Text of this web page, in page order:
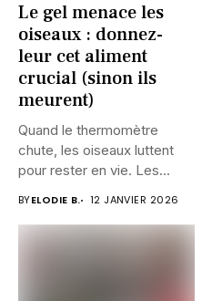
Le gel menace les
oiseaux : donnez-
leur cet aliment
crucial (sinon ils
meurent)
Quand le thermomètre
chute, les oiseaux luttent
pour rester en vie. Les...
BYELODIE B. 12 JANVIER 2026